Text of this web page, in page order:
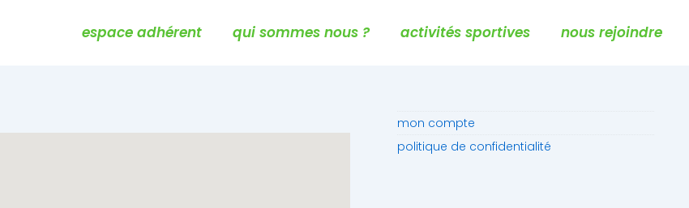
Main
Navigation
espace adhérent qui sommes nous ? activités sportives nous rejoindre
mon compte
politique de confidentialité